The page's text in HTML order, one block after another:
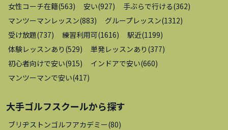
女性コーチ在籍(563) 安い(927) 手ぶらで行ける(362)
マンツーマンレッスン(883) グループレッスン(1312)
受け放題(737) 練習利用可(1616) 駅近(1199)
体験レッスンあり (529) 単発レッスンあり (377)
初心者向けで安い(915) インドアで安い(660)
マンツーマンで安い(417)
大手ゴルフスクールから探す
ブリヂストンゴルフアカデミー(80)